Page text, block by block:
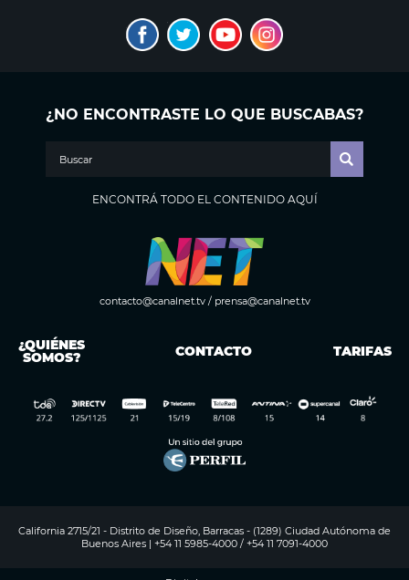
¿NO ENCONTRASTE LO QUE BUSCABAS?
ENCONTRÁ TODO EL CONTENIDO AQUÍ
contacto@canalnet.tv/ prensa@canalnet.tv
¿QUIÉNES
SOMOS? CONTACTO TARIFAS
California 2715/21 - Distrito de Diseño, Barracas - (1289) Ciudad Autónoma de
Buenos Aires | +54 11 5985-4000 / +54 11 7091-4000